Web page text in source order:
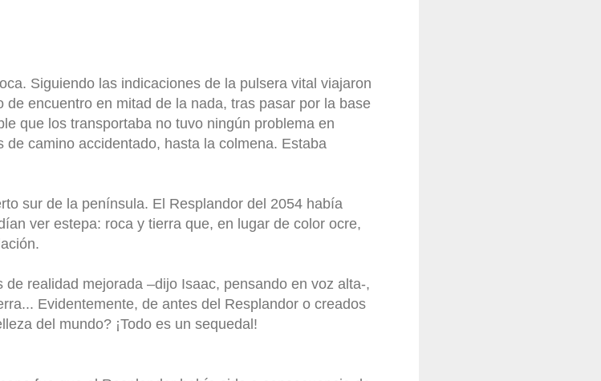
Siguiendo las indicaciones de la pulsera vital viajaron
encuentro en mitad de la nada, tras pasar por la base
que los transportaba no tuvo ningún problema en
camino accidentado, hasta la colmena. Estaba
sur de la península. El Resplandor del 2054 había
ver estepa: roca y tierra que, en lugar de color ocre,
realidad mejorada –dijo Isaac, pensando en voz alta-,
Evidentemente, de antes del Resplandor o creados
del mundo? ¡Todo es un sequedal!